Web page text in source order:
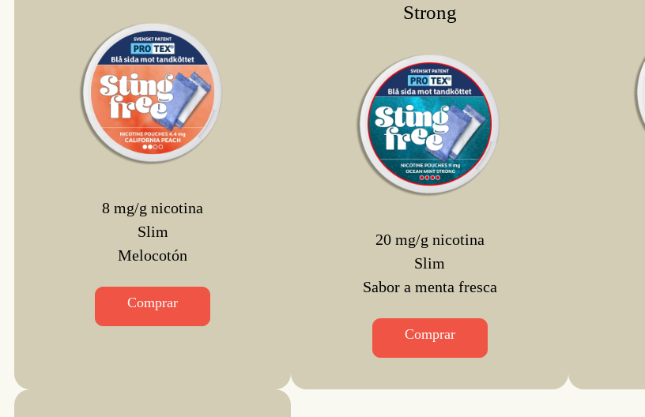
8 mg/g nicotina
Slim
Melocotón
Comprar
Strong
20 mg/g nicotina
Slim
Sabor a menta fresca
Comprar